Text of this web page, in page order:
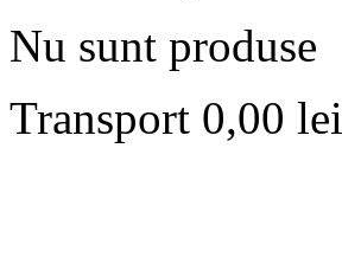
Nu sunt produse
Transport 0,00 lei